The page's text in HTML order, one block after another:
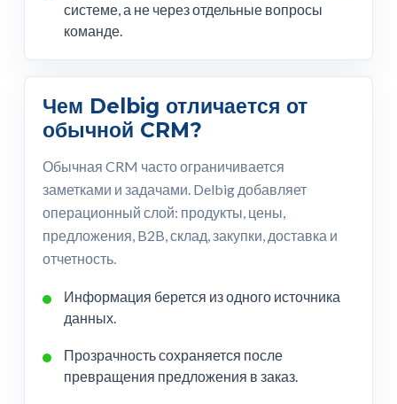
системе, а не через отдельные вопросы
команде.
Чем Delbig отличается от
обычной CRM?
Обычная CRM часто ограничивается
заметками и задачами. Delbig добавляет
операционный слой: продукты, цены,
предложения, B2B, склад, закупки, доставка и
отчетность.
Информация берется из одного источника
данных.
Прозрачность сохраняется после
превращения предложения в заказ.